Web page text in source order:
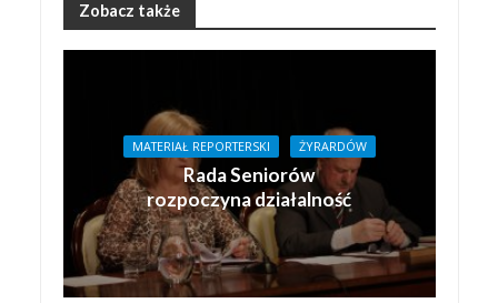
Zobacz także
MATERIAŁ REPORTERSKI ŻYRARDÓW
Rada Seniorów
rozpoczyna działalność